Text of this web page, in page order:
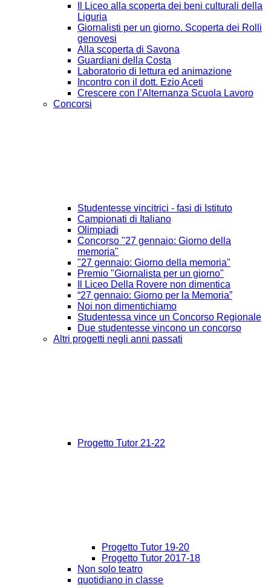
Il Liceo alla scoperta dei beni culturali della
Liguria
Giornalisti per un giorno. Scoperta dei Rolli
genovesi
Alla scoperta di Savona
Guardiani della Costa
Laboratorio di lettura ed animazione
Incontro con il dott. Ezio Aceti
Crescere con l’Alternanza Scuola Lavoro
Concorsi
Studentesse vincitrici - fasi di Istituto
Campionati di Italiano
Olimpiadi
Concorso "27 gennaio: Giorno della
memoria"
"27 gennaio: Giorno della memoria"
Premio "Giornalista per un giorno"
Il Liceo Della Rovere non dimentica
“27 gennaio: Giorno per la Memoria”
Noi non dimentichiamo
Studentessa vince un Concorso Regionale
Due studentesse vincono un concorso
Altri progetti negli anni passati
Progetto Tutor 21-22
Progetto Tutor 19-20
Progetto Tutor 2017-18
Non solo teatro
quotidiano in classe